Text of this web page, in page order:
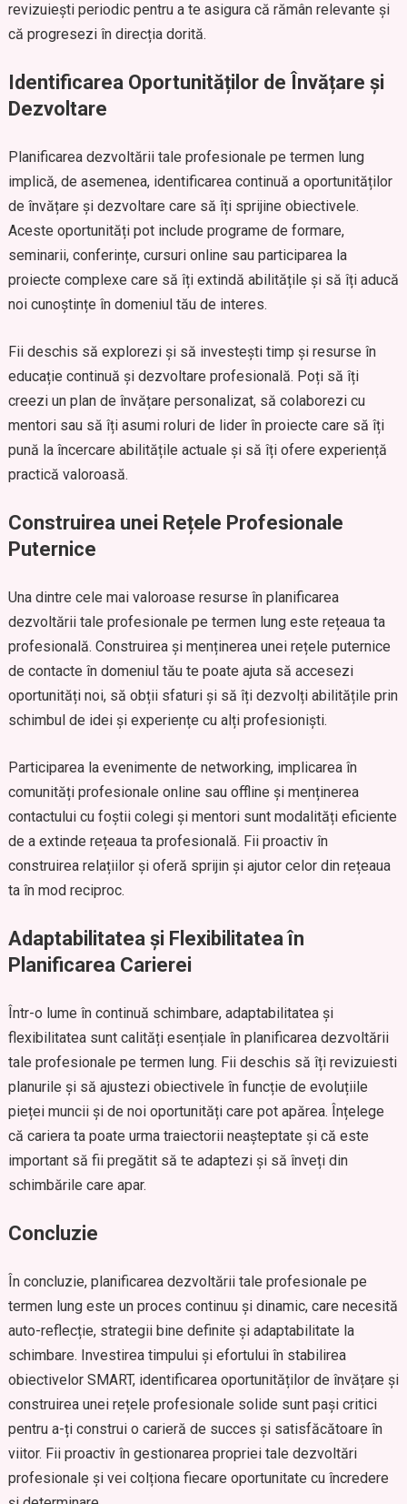
revizuiești periodic pentru a te asigura că rămân relevante și
că progresezi în direcția dorită.
Identificarea Oportunităților de Învățare și
Dezvoltare
Planificarea dezvoltării tale profesionale pe termen lung
implică, de asemenea, identificarea continuă a oportunităților
de învățare și dezvoltare care să îți sprijine obiectivele.
Aceste oportunități pot include programe de formare,
seminarii, conferințe, cursuri online sau participarea la
proiecte complexe care să îți extindă abilitățile și să îți aducă
noi cunoștințe în domeniul tău de interes.
Fii deschis să explorezi și să investești timp și resurse în
educație continuă și dezvoltare profesională. Poți să îți
creezi un plan de învățare personalizat, să colaborezi cu
mentori sau să îți asumi roluri de lider în proiecte care să îți
pună la încercare abilitățile actuale și să îți ofere experiență
practică valoroasă.
Construirea unei Rețele Profesionale
Puternice
Una dintre cele mai valoroase resurse în planificarea
dezvoltării tale profesionale pe termen lung este rețeaua ta
profesională. Construirea și menținerea unei rețele puternice
de contacte în domeniul tău te poate ajuta să accesezi
oportunități noi, să obții sfaturi și să îți dezvolți abilitățile prin
schimbul de idei și experiențe cu alți profesioniști.
Participarea la evenimente de networking, implicarea în
comunități profesionale online sau offline și menținerea
contactului cu foștii colegi și mentori sunt modalități eficiente
de a extinde rețeaua ta profesională. Fii proactiv în
construirea relațiilor și oferă sprijin și ajutor celor din rețeaua
ta în mod reciproc.
Adaptabilitatea și Flexibilitatea în
Planificarea Carierei
Într-o lume în continuă schimbare, adaptabilitatea și
flexibilitatea sunt calități esențiale în planificarea dezvoltării
tale profesionale pe termen lung. Fii deschis să îți revizuiesti
planurile și să ajustezi obiectivele în funcție de evoluțiile
pieței muncii și de noi oportunități care pot apărea. Înțelege
că cariera ta poate urma traiectorii neașteptate și că este
important să fii pregătit să te adaptezi și să înveți din
schimbările care apar.
Concluzie
În concluzie, planificarea dezvoltării tale profesionale pe
termen lung este un proces continuu și dinamic, care necesită
auto-reflecție, strategii bine definite și adaptabilitate la
schimbare. Investirea timpului și efortului în stabilirea
obiectivelor SMART, identificarea oportunităților de învățare și
construirea unei rețele profesionale solide sunt pași critici
pentru a-ți construi o carieră de succes și satisfăcătoare în
viitor. Fii proactiv în gestionarea propriei tale dezvoltări
profesionale și vei colționa fiecare oportunitate cu încredere